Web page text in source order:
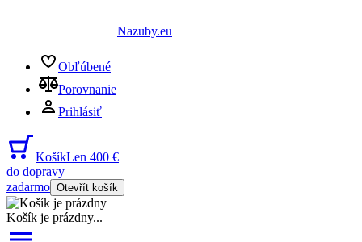
Nazuby.eu
Obľúbené
Porovnanie
Prihlásiť
KošíkLen 400 €
do dopravy
zadarmo Otevřít košík
Košík je prázdny...